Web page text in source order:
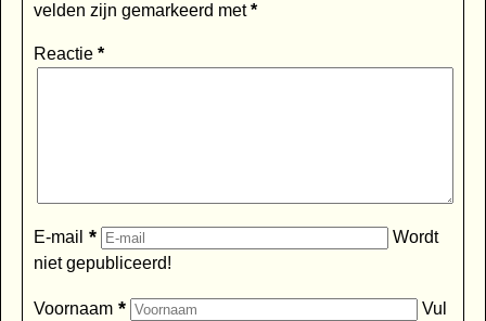
velden zijn gemarkeerd met*
Reactie *
E-mail *
Wordt
niet gepubliceerd!
Voornaam *
Vul